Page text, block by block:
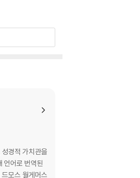
경적 가치관을
언어로 번역된
모스 월게머스